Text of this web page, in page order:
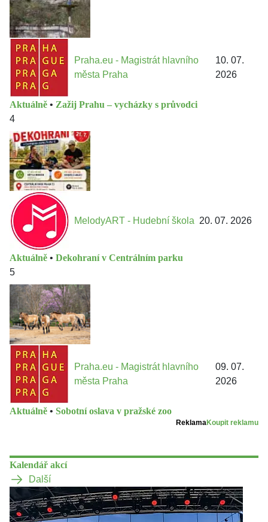
Praha.eu - Magistrát hlavního
města Praha
10. 07.
2026
Aktuálně • Zažij Prahu – vycházky s průvodci
4
MelodyART - Hudební škola 20. 07. 2026
Aktuálně • Dekohraní v Centrálním parku
5
Praha.eu - Magistrát hlavního
města Praha
09. 07.
2026
Aktuálně • Sobotní oslava v pražské zoo
ReklamaKoupit reklamu
Kalendář akcí
Další